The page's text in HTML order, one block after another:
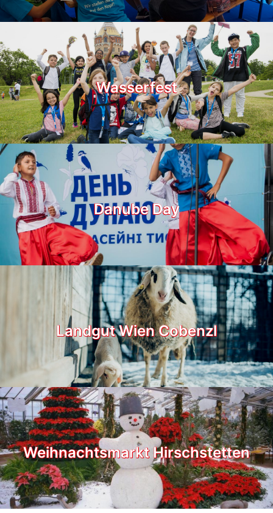
Wasserfest
Danube Day
Landgut Wien Cobenzl
Weihnachtsmarkt Hirschstetten